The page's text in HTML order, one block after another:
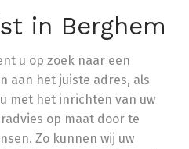
in Berghem
u op zoek naar een
aan het juiste adres, als
met het inrichten van uw
op maat door te
Zo kunnen wij uw